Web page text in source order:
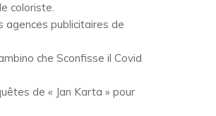
coloriste.
agences publicitaires de
che Sconfisse il Covid
de « Jan Karta » pour